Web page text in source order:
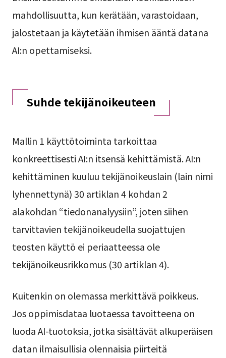
mahdollisuutta, kun kerätään, varastoidaan,
jalostetaan ja käytetään ihmisen ääntä datana
AI:n opettamiseksi.
Suhde tekijänoikeuteen
Mallin 1 käyttötoiminta tarkoittaa
konkreettisesti AI:n itsensä kehittämistä. AI:n
kehittäminen kuuluu tekijänoikeuslain (lain nimi
lyhennettynä) 30 artiklan 4 kohdan 2
alakohdan “tiedonanalyysiin”, joten siihen
tarvittavien tekijänoikeudella suojattujen
teosten käyttö ei periaatteessa ole
tekijänoikeusrikkomus (30 artiklan 4).
Kuitenkin on olemassa merkittävä poikkeus.
Jos oppimisdataa luotaessa tavoitteena on
luoda AI-tuotoksia, jotka sisältävät alkuperäisen
datan ilmaisullisia olennaisia piirteitä